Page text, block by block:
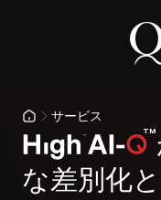
サービス
High AI-Q TM
な差別化